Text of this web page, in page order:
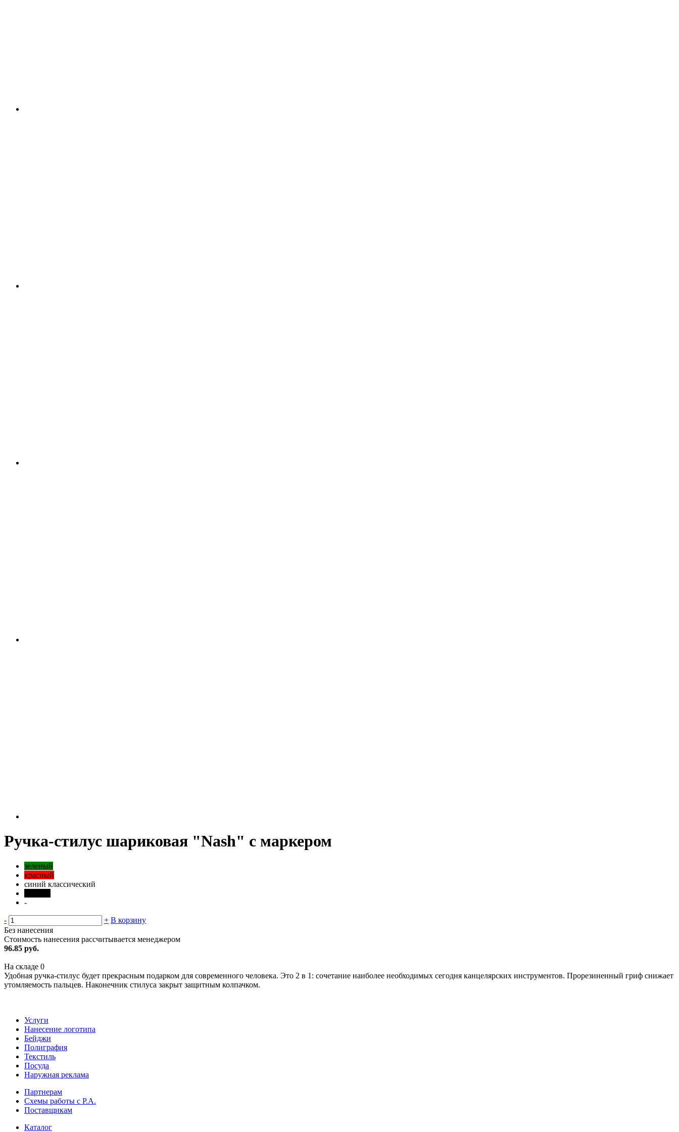
Ручка-стилус шариковая "Nash" с маркером
зеленый
красный
синий классический
-
- + В корзину
Без нанесения
Стоимость нанесения рассчитывается менеджером
96.85 руб.
На складе 0
Удобная ручка-стилус будет прекрасным подарком для современного человека. Это 2 в 1: сочетание наиболее необходимых сегодня канцелярских инструментов. Прорезиненный гриф снижает
утомляемость пальцев. Наконечник стилуса закрыт защитным колпачком.
Услуги
Нанесение логотипа
Бейджи
Полиграфия
Текстиль
Посуда
Наружная реклама
Партнерам
Схемы работы с Р.А.
Поставщикам
Каталог